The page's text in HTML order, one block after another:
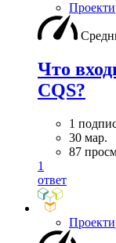
Что
CQS?
1
30 мар.
87
1
ответ